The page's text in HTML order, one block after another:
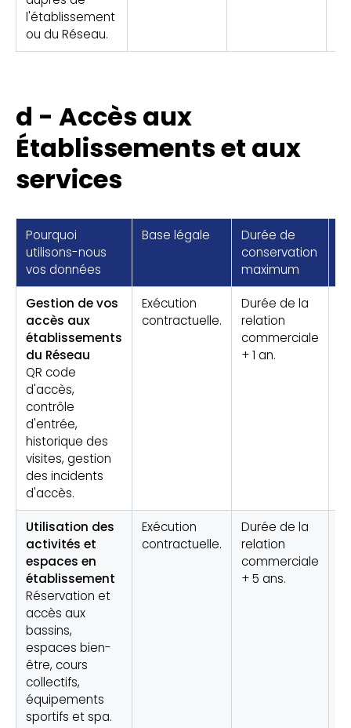
l'établissement
ou du Réseau.
d - Accès aux
Établissements et aux
services
Pourquoi
utilisons-nous
vos données
Base légale
Durée de
conservation
maximum
Gestion de vos
accès aux
établissements
du Réseau
QR code
d'accès,
contrôle
d'entrée,
historique des
visites, gestion
des incidents
d'accès.
Exécution
contractuelle.
Durée de la
relation
commerciale
+ 1 an.
Utilisation des
activités et
espaces en
établissement
Réservation et
accès aux
bassins,
espaces bien-
être, cours
collectifs,
équipements
sportifs et spa.
Exécution
contractuelle.
Durée de la
relation
commerciale
+ 5 ans.